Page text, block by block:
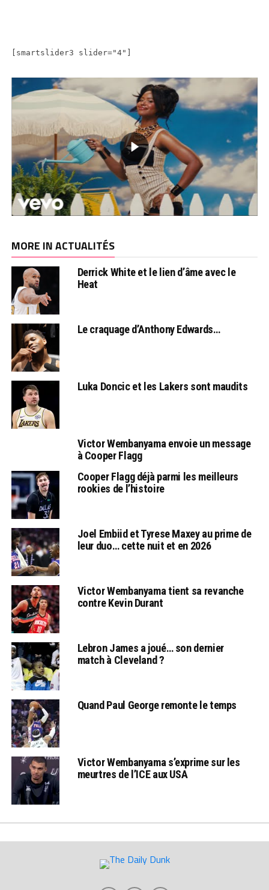
[smartslider3 slider="4"]
MORE IN ACTUALITÉS
Derrick White et le lien d’âme avec le
Heat
Le craquage d’Anthony Edwards…
Luka Doncic et les Lakers sont maudits
Victor Wembanyama envoie un message
à Cooper Flagg
Cooper Flagg déjà parmi les meilleurs
rookies de l’histoire
Joel Embiid et Tyrese Maxey au prime de
leur duo… cette nuit et en 2026
Victor Wembanyama tient sa revanche
contre Kevin Durant
Lebron James a joué… son dernier
match à Cleveland ?
Quand Paul George remonte le temps
Victor Wembanyama s’exprime sur les
meurtres de l’ICE aux USA